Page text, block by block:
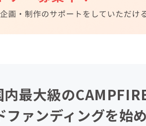
内最大級の
ファンディングを始